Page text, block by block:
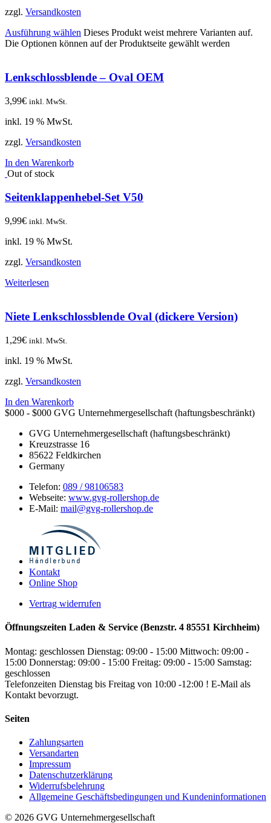
zzgl. Versandkosten
Ausführung wählen Dieses Produkt weist mehrere Varianten auf.
Die Optionen können auf der Produktseite gewählt werden
Lenkschlossblende – Oval OEM
3,99€ inkl. MwSt.
inkl. 19 % MwSt.
zzgl. Versandkosten
In den Warenkorb
Out of stock
Seitenklappenhebel-Set V50
9,99€ inkl. MwSt.
inkl. 19 % MwSt.
zzgl. Versandkosten
Weiterlesen
Niete Lenkschlossblende Oval (dickere Version)
1,29€ inkl. MwSt.
inkl. 19 % MwSt.
zzgl. Versandkosten
In den Warenkorb
$000 - $000 GVG Unternehmergesellschaft (haftungsbeschränkt)
GVG Unternehmergesellschaft (haftungsbeschränkt)
Kreuzstrasse 16
85622 Feldkirchen
Germany
Telefon: 089 / 98106583
Webseite: www.gvg-rollershop.de
E-Mail: mail@gvg-rollershop.de
Kontakt
Online Shop
Vertrag widerrufen
Öffnungszeiten Laden & Service (Benzstr. 4 85551 Kirchheim)
Montag: geschlossen Dienstag: 09:00 - 15:00 Mittwoch: 09:00 -
15:00 Donnerstag: 09:00 - 15:00 Freitag: 09:00 - 15:00 Samstag:
geschlossen
Telefonzeiten Dienstag bis Freitag von 10:00 -12:00 ! E-Mail als
Kontakt bevorzugt.
Seiten
Zahlungsarten
Versandarten
Impressum
Datenschutzerklärung
Widerrufsbelehrung
Allgemeine Geschäftsbedingungen und Kundeninformationen
© 2026 GVG Unternehmergesellschaft